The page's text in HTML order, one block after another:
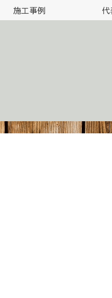
施工事例 代